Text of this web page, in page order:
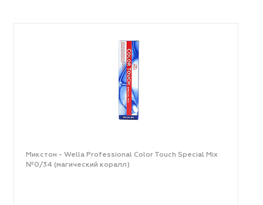
Микстон - Wella Professional Color Touch Special Mix
№0/34 (магический коралл)